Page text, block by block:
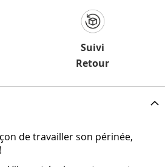
Suivi
Retour
de travailler son périnée,